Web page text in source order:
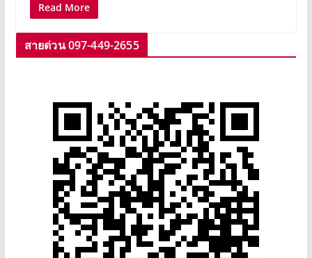
Read More
สายด่วน 097-449-2655